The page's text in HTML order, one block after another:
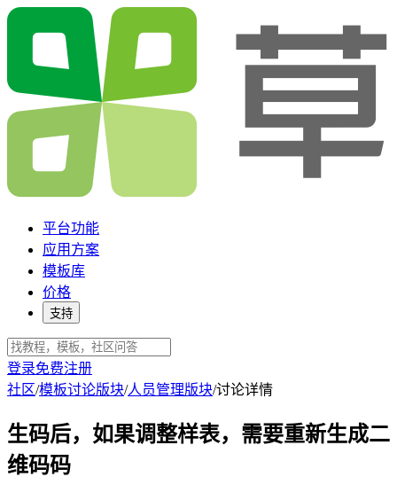
平台功能
应用方案
模板库
价格
支持
登录免费注册
社区/模板讨论版块/人员管理版块/讨论详情
生码后，如果调整样表，需要重新生成二
维码码